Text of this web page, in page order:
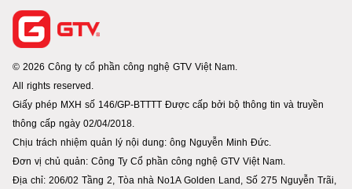
© 2026 Công ty cổ phần công nghệ GTV Việt Nam.
All rights reserved.
Giấy phép MXH số 146/GP-BTTTT Được cấp bởi bộ thông tin và truyền
thông cấp ngày 02/04/2018.
Chịu trách nhiệm quản lý nội dung: ông Nguyễn Minh Đức.
Đơn vị chủ quản: Công Ty Cổ phần công nghệ GTV Việt Nam.
Địa chỉ: 206/02 Tầng 2, Tòa nhà No1A Golden Land, Số 275 Nguyễn Trãi,